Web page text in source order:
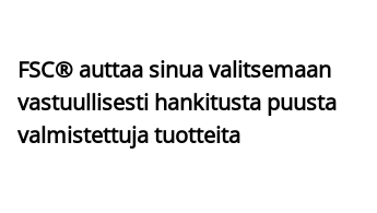
FSC® auttaa sinua valitsemaan
vastuullisesti hankitusta puusta
valmistettuja tuotteita